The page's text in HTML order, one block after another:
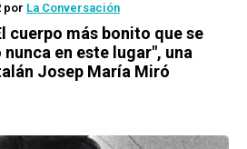
por La Conversación
cuerpo más bonito que se
en este lugar", una
Josep María Miró